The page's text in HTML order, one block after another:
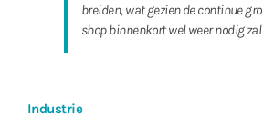
breiden, wat gezien de continue
shop binnenkort wel weer nodig zal
Industrie